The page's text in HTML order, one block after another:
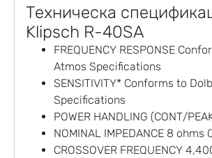
Техническа
Klipsch R-40SA
FREQUENCY RESPONSE
Atmos Specifications
SENSITIVITY* Conforms to
Specifications
POWER HANDLING (CONT/
NOMINAL IMPEDANCE 8 ohms
CROSSOVER FREQUENCY